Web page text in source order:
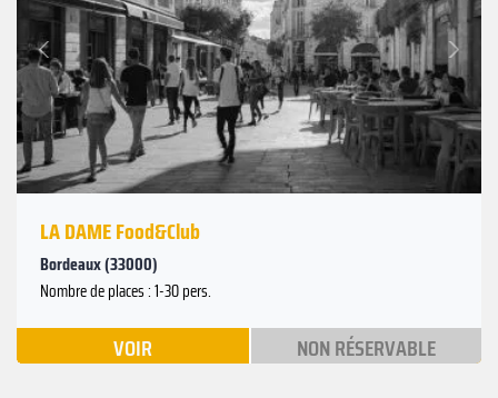
Précédent
Suivant
LA DAME Food&Club
Bordeaux (33000)
Nombre de places : 1-30 pers.
VOIR NON RÉSERVABLE